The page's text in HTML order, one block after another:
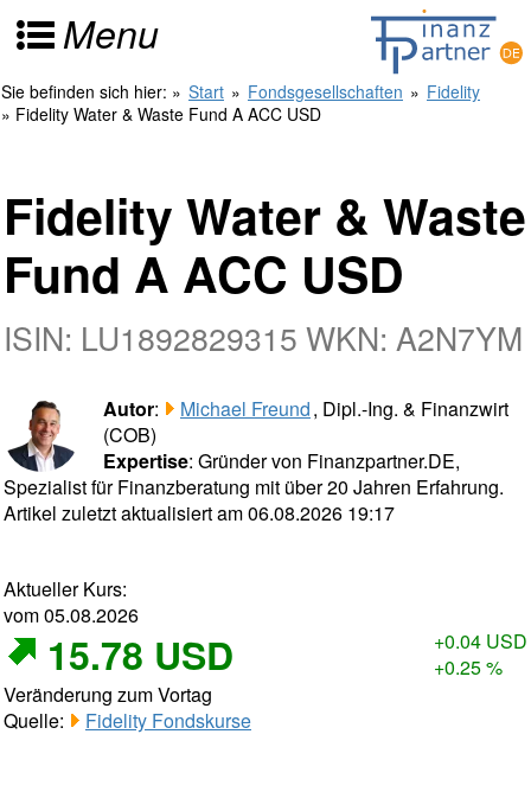
Menu
Sie befinden sich hier: » Start » Fondsgesellschaften » Fidelity
» Fidelity Water & Waste Fund A ACC USD
Fidelity Water & Waste
Fund A ACC USD
ISIN: LU1892829315 WKN: A2N7YM
Autor: Michael Freund, Dipl.-Ing. & Finanzwirt
(COB)
Expertise: Gründer von Finanzpartner.DE,
Spezialist für Finanzberatung mit über 20 Jahren Erfahrung.
Artikel zuletzt aktualisiert am 06.08.2026 19:17
Aktueller Kurs:
vom 05.08.2026
15.78 USD
+0.04 USD
+0.25 %
Veränderung zum Vortag
Quelle:
Fidelity Fondskurse